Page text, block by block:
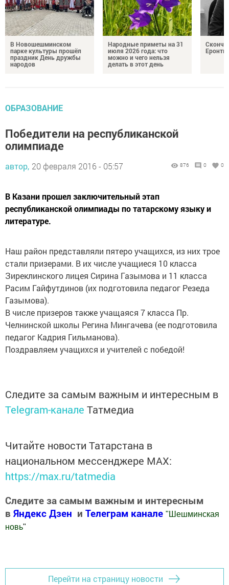
В Новошешминском
парке культуры прошёл
праздник День дружбы
народов
Народные приметы на 31
июля 2026 года: что
можно и чего нельзя
делать в этот день
ОБРАЗОВАНИЕ
Победители на республиканской
олимпиаде
автор, 20 февраля 2016 - 05:57 876 0 0
В Казани прошел заключительный этап
республиканской олимпиады по татарскому языку и
литературе.
Наш район представляли пятеро учащихся, из них трое
стали призерами. В их числе учащиеся 10 класса
Зиреклинского лицея Сирина Газымова и 11 класса
Расим Гайфутдинов (их подготовила педагог Резеда
Газымова).
В числе призеров также учащаяся 7 класса Пр.
Челнинской школы Регина Мингачева (ее подготовила
педагог Кадрия Гильманова).
Поздравляем учащихся и учителей с победой!
Следите за самым важным и интересным в
Telegram-канале Татмедиа
Читайте новости Татарстана в
национальном мессенджере MАХ:
https://max.ru/tatmedia
Следите за самым важным и интересным
в Яндекс Дзен и Телеграм канале " Шешминская
новь"
Перейти на страницу новости